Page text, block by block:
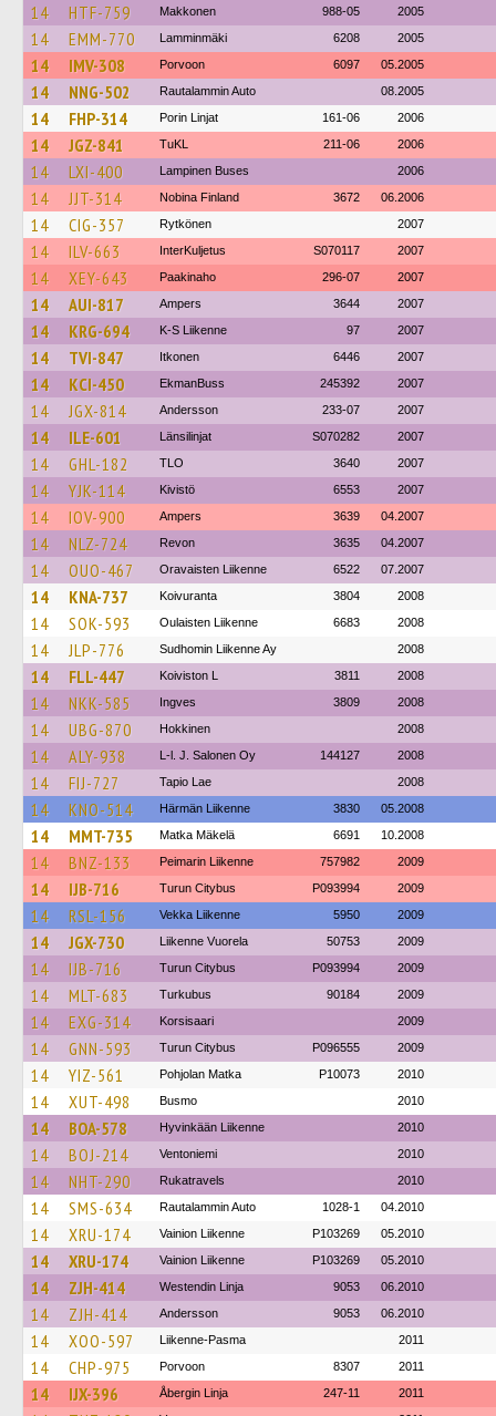
14 HTF-759 Makkonen 988-05 2005
14 EMM-770 Lamminmäki 6208 2005
14 IMV-308 Porvoon 6097 05.2005
14 NNG-502 Rautalammin Auto 08.2005
14 FHP-314 Porin Linjat 161-06 2006
14 JGZ-841 TuKL 211-06 2006
14 LXI-400 Lampinen Buses 2006
14 JJT-314 Nobina Finland 3672 06.2006
14 CIG-357 Rytkönen 2007
14 ILV-663 InterKuljetus S070117 2007
14 XEY-643 Paakinaho 296-07 2007
14 AUI-817 Ampers 3644 2007
14 KRG-694 K-S Liikenne 97 2007
14 TVI-847 Itkonen 6446 2007
14 KCI-450 EkmanBuss 245392 2007
14 JGX-814 Andersson 233-07 2007
14 ILE-601 Länsilinjat S070282 2007
14 GHL-182 TLO 3640 2007
14 YJK-114 Kivistö 6553 2007
14 IOV-900 Ampers 3639 04.2007
14 NLZ-724 Revon 3635 04.2007
14 OUO-467 Oravaisten Liikenne 6522 07.2007
14 KNA-737 Koivuranta 3804 2008
14 SOK-593 Oulaisten Liikenne 6683 2008
14 JLP-776 Sudhomin Liikenne Ay 2008
14 FLL-447 Koiviston L 3811 2008
14 NKK-585 Ingves 3809 2008
14 UBG-870 Hokkinen 2008
14 ALY-938 L-l. J. Salonen Oy 144127 2008
14 FIJ-727 Tapio Lae 2008
14 KNO-514 Härmän Liikenne 3830 05.2008
14 MMT-735 Matka Mäkelä 6691 10.2008
14 BNZ-133 Peimarin Liikenne 757982 2009
14 IJB-716 Turun Citybus P093994 2009
14 RSL-156 Vekka Liikenne 5950 2009
14 JGX-730 Liikenne Vuorela 50753 2009
14 IJB-716 Turun Citybus P093994 2009
14 MLT-683 Turkubus 90184 2009
14 EXG-314 Korsisaari 2009
14 GNN-593 Turun Citybus P096555 2009
14 YIZ-561 Pohjolan Matka P10073 2010
14 XUT-498 Busmo 2010
14 BOA-578 Hyvinkään Liikenne 2010
14 BOJ-214 Ventoniemi 2010
14 NHT-290 Rukatravels 2010
14 SMS-634 Rautalammin Auto 1028-1 04.2010
14 XRU-174 Vainion Liikenne P103269 05.2010
14 XRU-174 Vainion Liikenne P103269 05.2010
14 ZJH-414 Westendin Linja 9053 06.2010
14 ZJH-414 Andersson 9053 06.2010
14 XOO-597 Liikenne-Pasma 2011
14 CHP-975 Porvoon 8307 2011
14 IJX-396 Åbergin Linja 247-11 2011